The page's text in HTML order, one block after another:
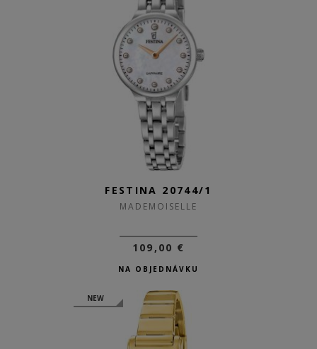
FESTINA 20744/1
MADEMOISELLE
109,00 €
NA OBJEDNÁVKU
NEW